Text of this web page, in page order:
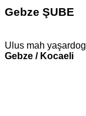
Gebze ŞUBE
Ulus mah
Gebze / Kocaeli